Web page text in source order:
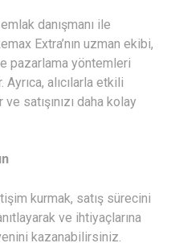
danışmanı ile
Extra’nın uzman ekibi,
pazarlama yöntemleri
alıcılarla etkili
satışınızı daha kolay
kurmak, satış sürecini
ve ihtiyaçlarına
kazanabilirsiniz.